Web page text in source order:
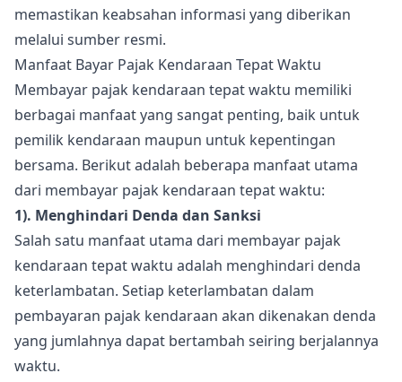
memastikan keabsahan informasi yang diberikan
melalui sumber resmi.
Manfaat Bayar Pajak Kendaraan Tepat Waktu
Membayar pajak kendaraan tepat waktu memiliki
berbagai manfaat yang sangat penting, baik untuk
pemilik kendaraan maupun untuk kepentingan
bersama. Berikut adalah beberapa manfaat utama
dari membayar pajak kendaraan tepat waktu:
1). Menghindari Denda dan Sanksi
Salah satu manfaat utama dari membayar pajak
kendaraan tepat waktu adalah menghindari denda
keterlambatan. Setiap keterlambatan dalam
pembayaran pajak kendaraan akan dikenakan denda
yang jumlahnya dapat bertambah seiring berjalannya
waktu.